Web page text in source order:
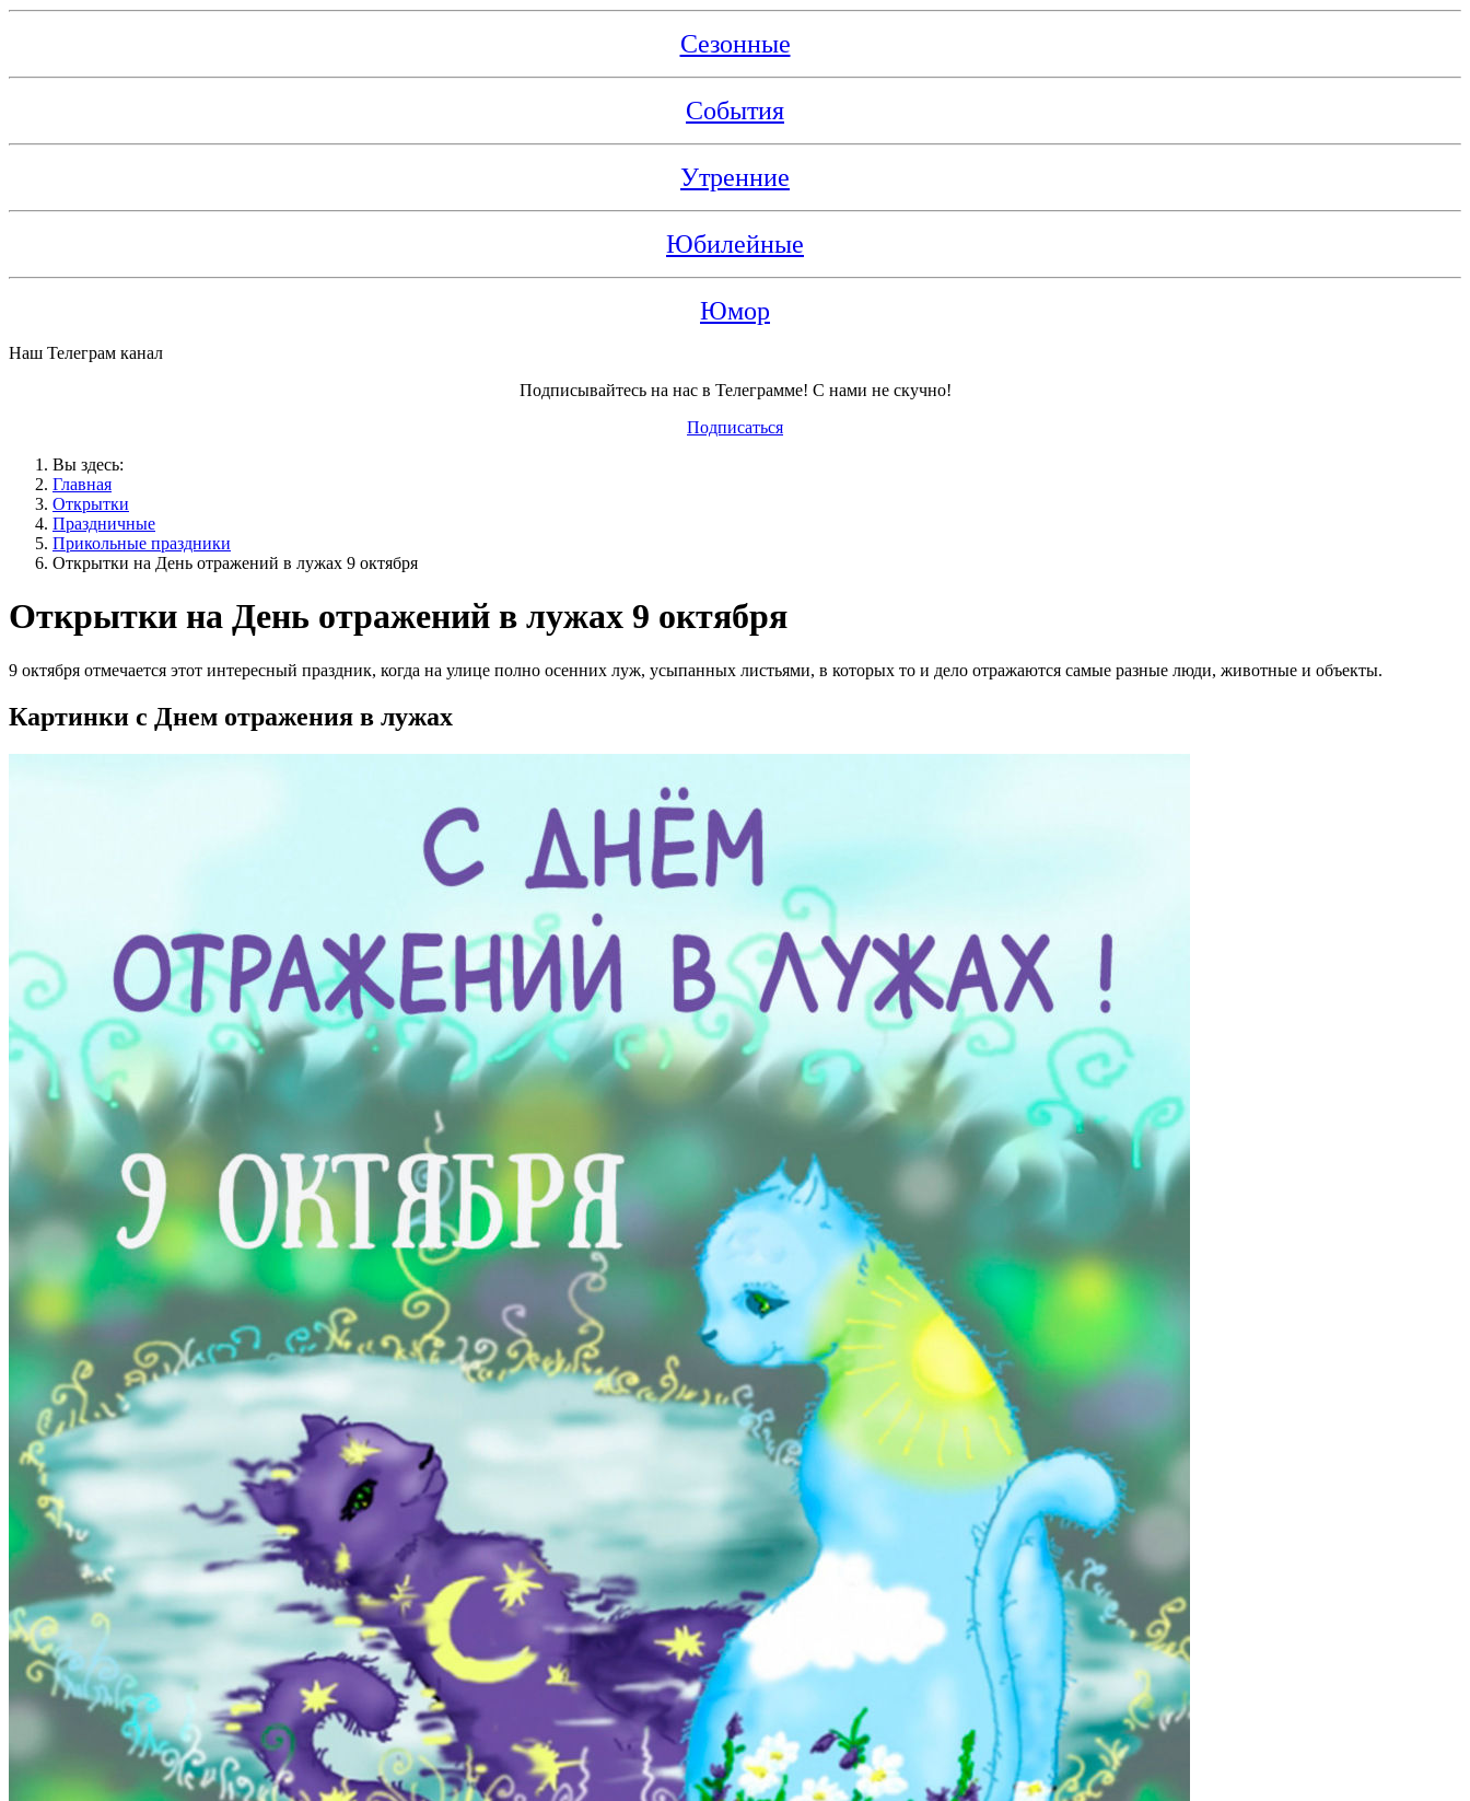
Сезонные
События
Утренние
Юбилейные
Юмор
Наш Телеграм канал
Подписывайтесь на нас в Телеграмме! С нами не скучно!
Подписаться
Вы здесь:
Главная
Открытки
Праздничные
Прикольные праздники
Открытки на День отражений в лужах 9 октября
Открытки на День отражений в лужах 9 октября
9 октября отмечается этот интересный праздник, когда на улице полно осенних луж, усыпанных листьями, в которых то и дело отражаются самые разные люди, животные и объекты.
Картинки с Днем отражения в лужах